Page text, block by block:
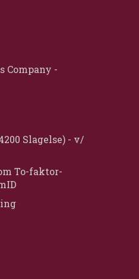
Company -
Slagelse) - v/
To-faktor-